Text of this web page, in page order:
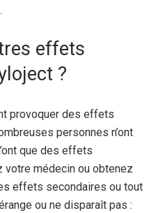
effets
?
provoquer des effets
personnes n’ont
que des effets
votre médecin ou obtenez
effets secondaires ou tout
ou ne disparaît pas :